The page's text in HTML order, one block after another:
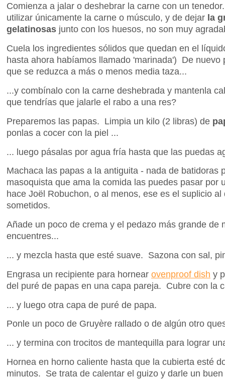
Comienza a jalar o deshebrar la carne con un
utilizar únicamente la carne o músculo, y de dejar la
gelatinosas junto con los huesos, no son muy
Cuela los ingredientes sólidos que quedan en el
hasta ahora habíamos llamado 'marinada') De nuevo
que se reduzca a más o menos media taza...
...y combínalo con la carne deshebrada y mantenla
que tendrías que jalarle el rabo a una res?
Preparemos las papas. Limpia un kilo (2 libras) de
ponlas a cocer con la piel ...
... luego pásalas por agua fría hasta que las puedas
Machaca las papas a la antiguita - nada de batidoras
masoquista que ama la comida las puedes pasar por
hace Joël Robuchon, o al menos, ese es el suplicio
sometidos.
Añade un poco de crema y el pedazo más grande de
encuentres...
... y mezcla hasta que esté suave. Sazona con sal,
Engrasa un recipiente para hornear ovenproof dish y
del puré de papas en una capa pareja. Cubre con la
... y luego otra capa de puré de papa.
Ponle un poco de Gruyère rallado o de algún otro
... y termina con trocitos de mantequilla para lograr
Hornea en horno caliente hasta que la cubierta esté
minutos. Se trata de calentar el guizo y darle un